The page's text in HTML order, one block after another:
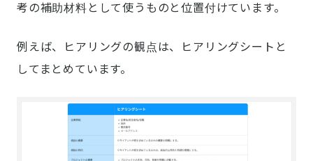
考の補助材料として使うものと位置付けています。
例えば、ヒアリングの観点は、ヒアリングシートと
してまとめています。